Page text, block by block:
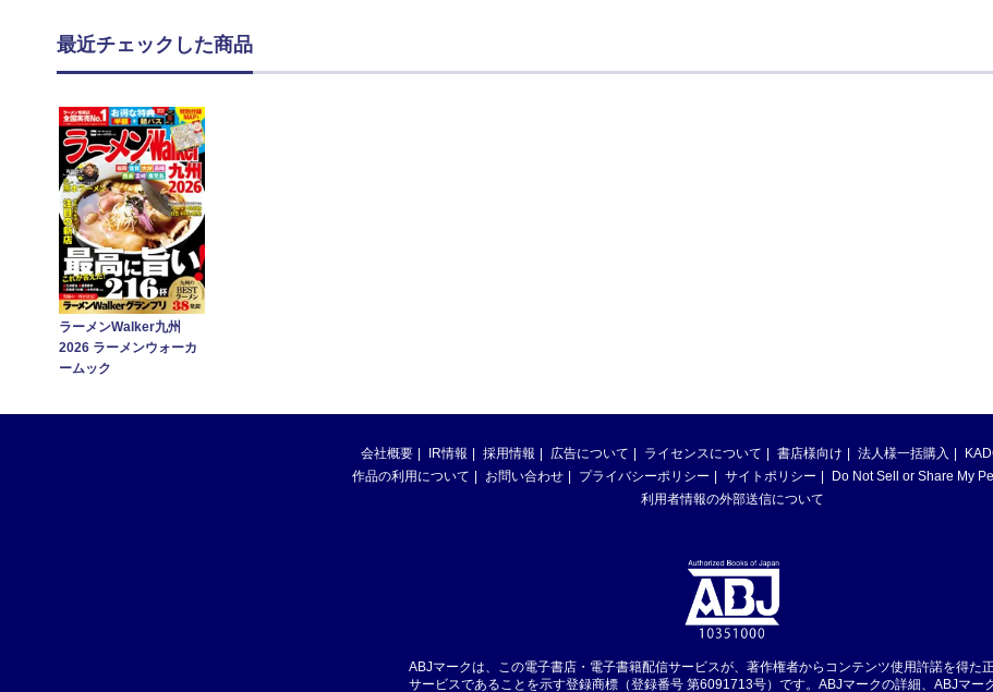
最近チェックした商品
ラーメンWalker九州
2026 ラーメンウォーカ
ームック
会社概要 IR情報 採用情報 広告について ライセンスについて 書店様向け 法人様一括購入
作品の利用について
お問い合わせ プライバシーポリシー サイトポリシー
Do Not Sell or Share My
利用者情報の外部送信について
ABJマークは、この電子書店・電子書籍配信サービスが、著作権者からコンテンツ使用許諾を得た
サービスであることを示す登録商標（登録番号 第6091713号）です。ABJマークの詳細、ABJマー